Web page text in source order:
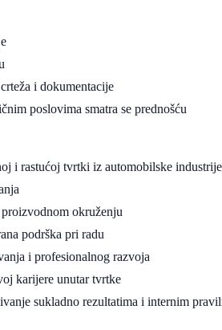
i dokumentacije
poslovima smatra se prednošću
i rastućoj tvrtki iz automobilske industrije
okruženju
podrška pri radu
i profesionalnog razvoja
karijere unutar tvrtke
sukladno rezultatima i internim